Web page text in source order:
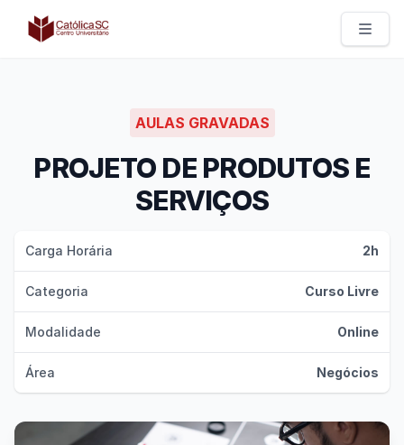
Católica SC | Experts
AULAS GRAVADAS
PROJETO DE PRODUTOS E
SERVIÇOS
Carga Horária 2h
Categoria Curso Livre
Modalidade Online
Área Negócios